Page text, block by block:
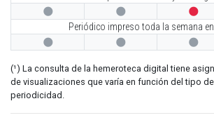
  
Periódico impreso toda la semana
  
(¹) La consulta de la hemeroteca digital tiene
de visualizaciones que varía en función del tipo
periodicidad.